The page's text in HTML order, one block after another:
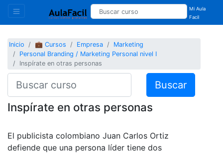
Mi Aula
Facil
Inicio 💼 Cursos Empresa
Marketing
Personal Branding / Marketing Personal nivel I
Inspírate en otras personas
Buscar
Inspírate en otras personas
El publicista colombiano Juan Carlos Ortiz
defiende que una persona líder tiene dos